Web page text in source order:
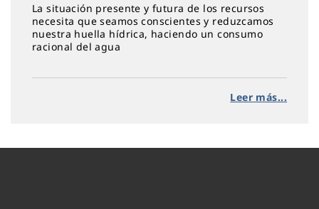
La situación presente y futura de los recursos
necesita que seamos conscientes y reduzcamos
nuestra huella hídrica, haciendo un consumo
racional del agua
Leer más...